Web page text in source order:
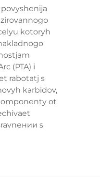
kotoryh
(PTA) i
rabotatj s
karbidov,
ot
s